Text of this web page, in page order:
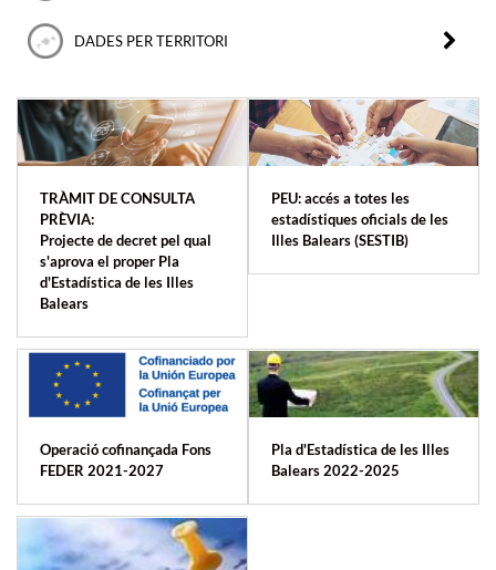
DADES PER TERRITORI
TRÀMIT DE CONSULTA
PRÈVIA:
Projecte de decret pel qual
s'aprova el proper Pla
d'Estadística de les Illes
Balears
PEU: accés a totes les
estadístiques oficials de les
Illes Balears (SESTIB)
Operació cofinançada Fons
FEDER 2021-2027
Pla d'Estadística de les Illes
Balears 2022-2025